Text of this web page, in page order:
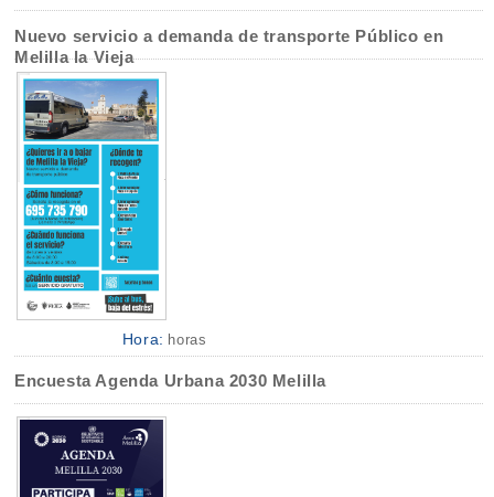
Nuevo servicio a demanda de transporte Público en
Melilla la Vieja
Hora: horas
Encuesta Agenda Urbana 2030 Melilla